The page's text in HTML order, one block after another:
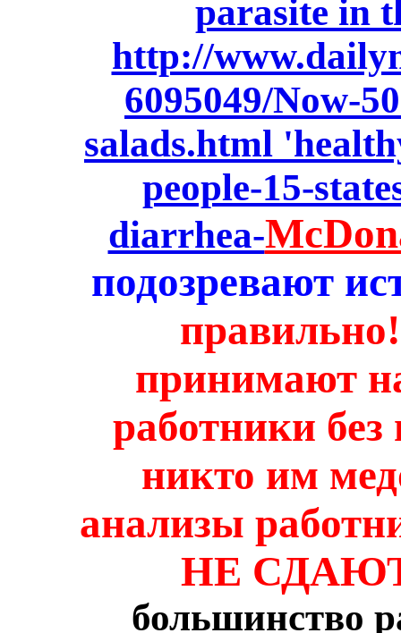
parasite in
http://
6095049/Now-
salads.html
people-15-
diarrhea-
подозревают
принимают
работники
никто им
анализы
НЕ
большинство